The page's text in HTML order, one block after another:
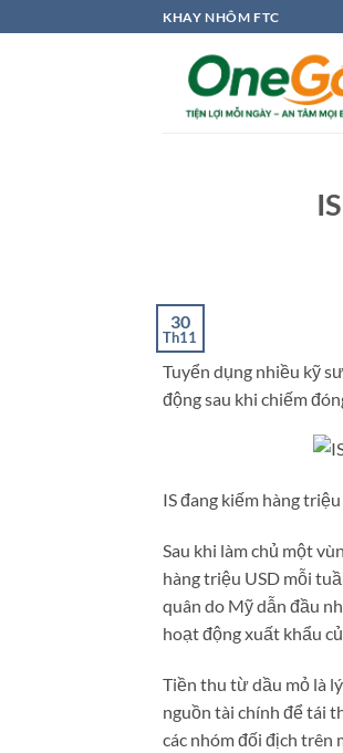
qua
KHAY NHÔM FTC
30
Th11
Tuyển dụng nhiều kỹ
động sau khi chiếm
IS đang kiếm hàng
Sau khi làm chủ một
hàng triệu USD mỗi
quân do Mỹ dẫn đầu
hoạt động xuất khẩu
Tiền thu từ dầu mỏ là
nguồn tài chính để tái
các nhóm đối địch trên